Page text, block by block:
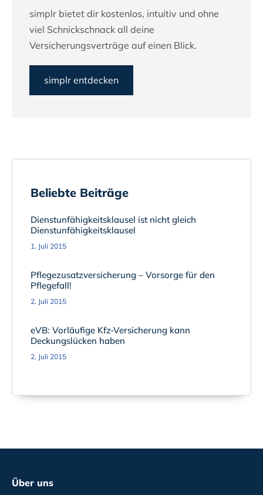
simplr bietet dir kostenlos, intuitiv und ohne
viel Schnickschnack all deine
Versicherungsverträge auf einen Blick.
simplr entdecken
Beliebte Beiträge
Dienstunfähigkeitsklausel ist nicht gleich
Dienstunfähigkeitsklausel
1. Juli 2015
Pflegezusatzversicherung – Vorsorge für den
Pflegefall!
2. Juli 2015
eVB: Vorläufige Kfz-Versicherung kann
Deckungslücken haben
2. Juli 2015
Über uns